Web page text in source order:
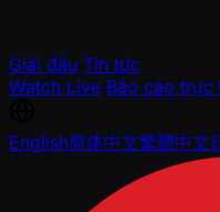
Giải đấu Tin tức
Watch Live Báo cáo trực
English简体中文繁體中文